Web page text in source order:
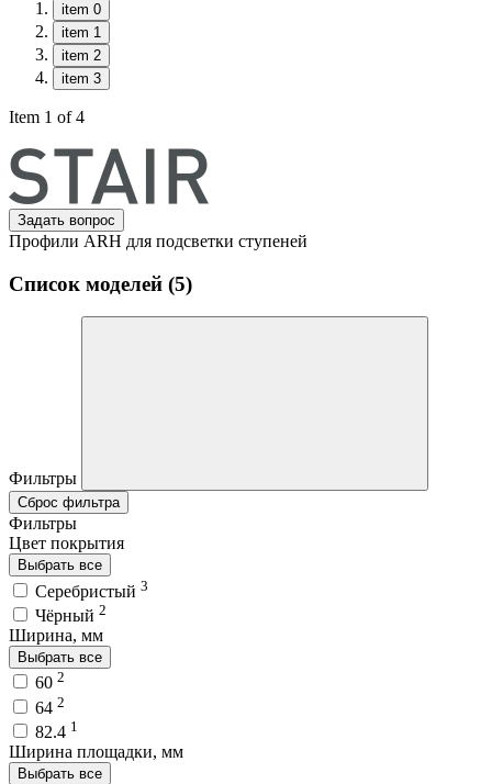
item 0
item 1
item 2
item 3
Item 1 of 4
Задать вопрос
Профили ARH для подсветки ступеней
Список моделей (5)
Фильтры
Сброс фильтра
Фильтры
Цвет покрытия
Выбрать все
Серебристый 3
Чёрный 2
Ширина, мм
Выбрать все
60 2
64 2
82.4 1
Ширина площадки, мм
Выбрать все